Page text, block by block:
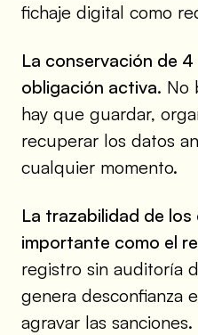
fichaje digital como
La conservación de 4
obligación activa. No
hay que guardar,
recuperar los datos
cualquier momento.
La trazabilidad de
importante como el
registro sin auditoría
genera desconfianza
agravar las sanciones.